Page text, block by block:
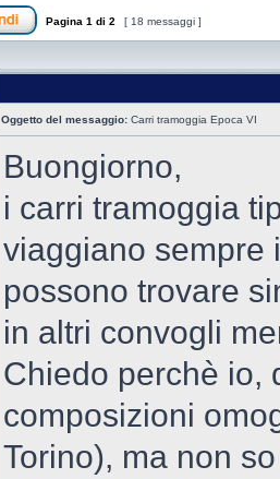
Pagina 1 di 2 [ 18 messaggi ]
Oggetto del messaggio: Carri tramoggia Epoca VI
Buongiorno,
i carri tramoggia
viaggiano sempre
possono trovare
in altri convogli
Chiedo perchè io,
composizioni
Torino), ma non